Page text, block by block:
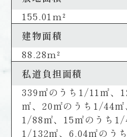
155.01m²
建物面積
88.28m²
私道負担面積
339㎡のうち1/11㎡、
㎡、20㎡のうち1/44㎡
1/88㎡、15㎡のうち1/
1/132㎡、6.04㎡のう